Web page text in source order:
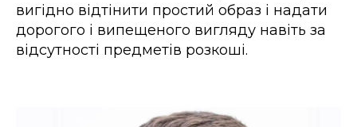
вигідно відтінити простий образ і надати
дорогого і випещеного вигляду навіть за
відсутності предметів розкоші.